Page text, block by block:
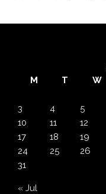
M
T W
3
4 5
10
11 12
17
18 19
24
25 26
31
« Jul